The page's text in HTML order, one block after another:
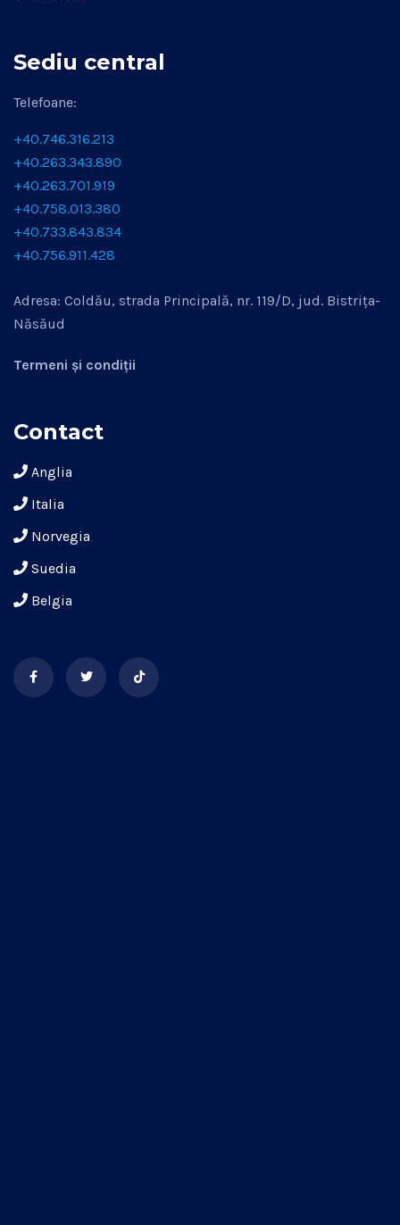
Sediu central
Telefoane:
+40.746.316.213
+40.263.343.890
+40.263.701.919
+40.758.013.380
+40.733.843.834
+40.756.911.428
Adresa: Coldău, strada Principală, nr. 119/D, jud. Bistrița-
Năsăud
Termeni și condiții
Contact
Anglia
Italia
Norvegia
Suedia
Belgia